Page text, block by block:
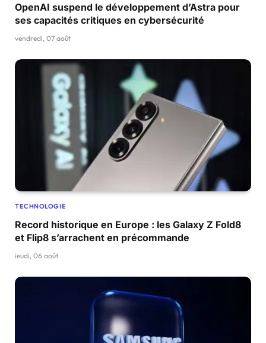
OpenAI suspend le développement d’Astra pour
ses capacités critiques en cybersécurité
vendredi, 07 août
TECHNOLOGIE
Record historique en Europe : les Galaxy Z Fold8
et Flip8 s’arrachent en précommande
jeudi, 06 août